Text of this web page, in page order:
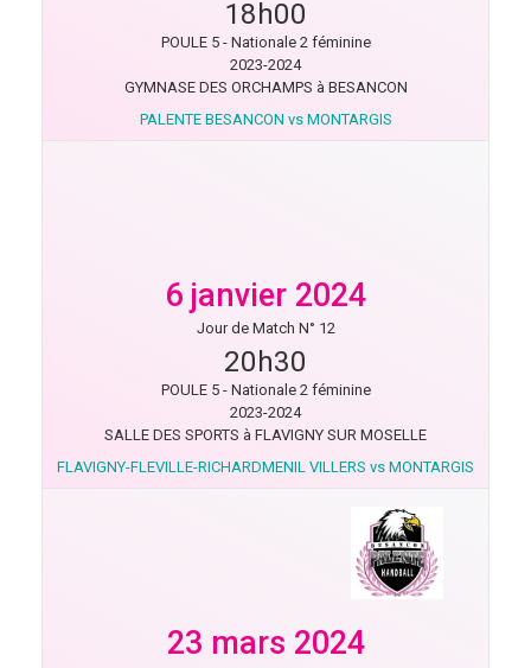
18h00
POULE 5 - Nationale 2 féminine
2023-2024
GYMNASE DES ORCHAMPS à BESANCON
PALENTE BESANCON vs MONTARGIS
6 janvier 2024
Jour de Match N° 12
20h30
POULE 5 - Nationale 2 féminine
2023-2024
SALLE DES SPORTS à FLAVIGNY SUR MOSELLE
FLAVIGNY-FLEVILLE-RICHARDMENIL VILLERS vs MONTARGIS
23 mars 2024